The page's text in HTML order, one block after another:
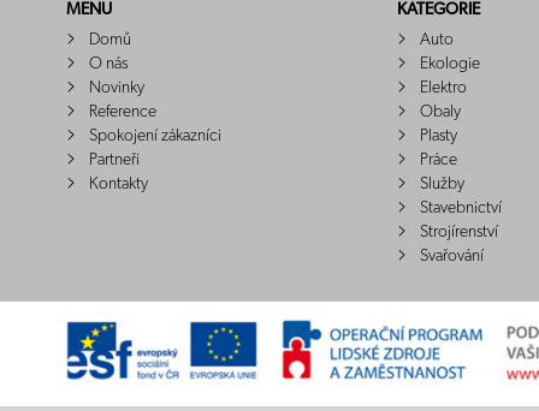
MENU
Domů
O nás
Novinky
Reference
Spokojení zákazníci
Partneři
Kontakty
KATEGORIE
Auto
Ekologie
Elektro
Obaly
Plasty
Práce
Služby
Stavebnictví
Strojírenství
Svařování